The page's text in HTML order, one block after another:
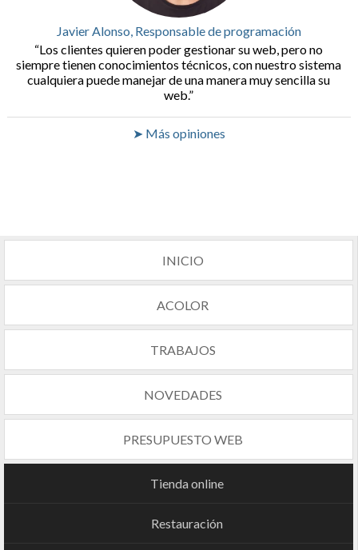
Javier Alonso, Responsable de programación
Los clientes quieren poder gestionar su web, pero no
siempre tienen conocimientos técnicos, con nuestro sistema
cualquiera puede manejar de una manera muy sencilla su
web.
➤ Más opiniones
INICIO
ACOLOR
TRABAJOS
NOVEDADES
PRESUPUESTO WEB
Tienda online
Restauración